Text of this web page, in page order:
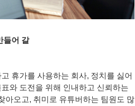
들어 갈
휴가를 사용하는 회사, 정치를 싫어
와 도전을 위해 인내하고 신뢰하는
아오고, 취미로 유튜버하는 팀원도 많